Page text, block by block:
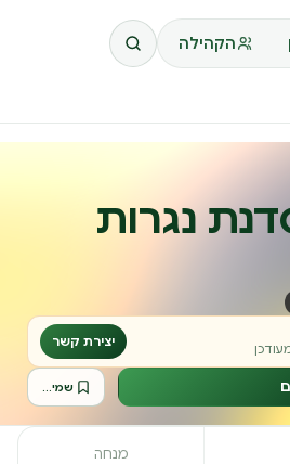
הקהילה
נגרות
יצירת קשר
שמירה לרשימה
מנחה